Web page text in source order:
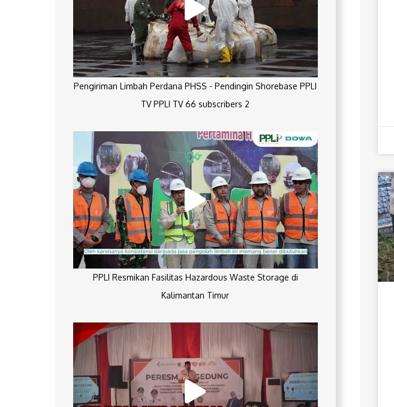
Pengiriman Limbah Perdana PHSS - Pendingin Shorebase PPLI
TV PPLI TV 66 subscribers 2
PPLI Resmikan Fasilitas Hazardous Waste Storage di
Kalimantan Timur